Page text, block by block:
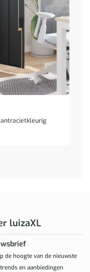
luizaXL
de hoogte van de nieuwste
en aanbiedingen